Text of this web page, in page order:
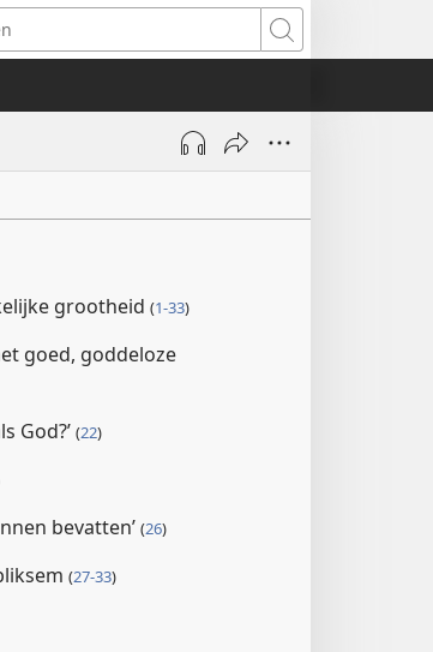
Zoeken
grootheid (1-33)
goed, goddeloze
God?’ (22)
bevatten’ (26)
(27-33)